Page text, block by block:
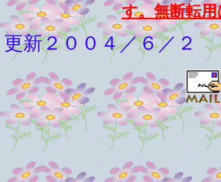
す。無断転
更新２００４／６／２